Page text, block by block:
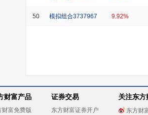
50 模拟组合3737967 9.92%